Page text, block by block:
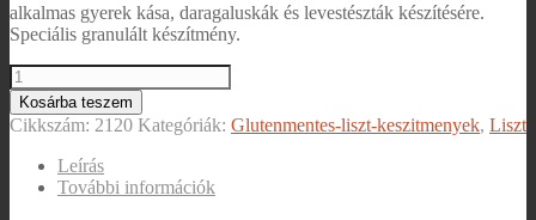
alkalmas gyerek kása, daragaluskák és levestészták készítésére.
Speciális granulált készítmény.
Kosárba teszem
Cikkszám: 2120 Kategóriák: Glutenmentes-liszt-keszitmenyek, Liszt
Leírás
További információk